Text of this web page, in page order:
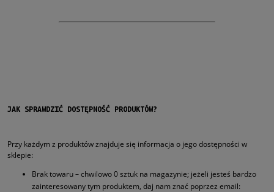
JAK SPRAWDZIĆ DOSTĘPNOŚĆ PRODUKTÓW?
Przy każdym z produktów znajduje się informacja o jego dostępności w
sklepie:
Brak towaru – chwilowo 0 sztuk na magazynie; jeżeli jesteś bardzo
zainteresowany tym produktem, daj nam znać poprzez email: